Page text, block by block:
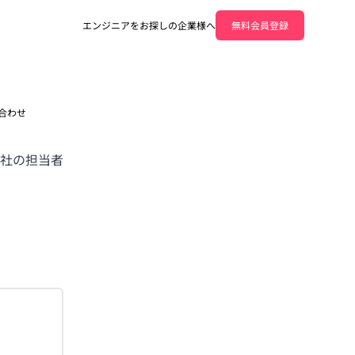
エンジニアをお探しの企業様へ 無料会員登録
わせ
の担当者